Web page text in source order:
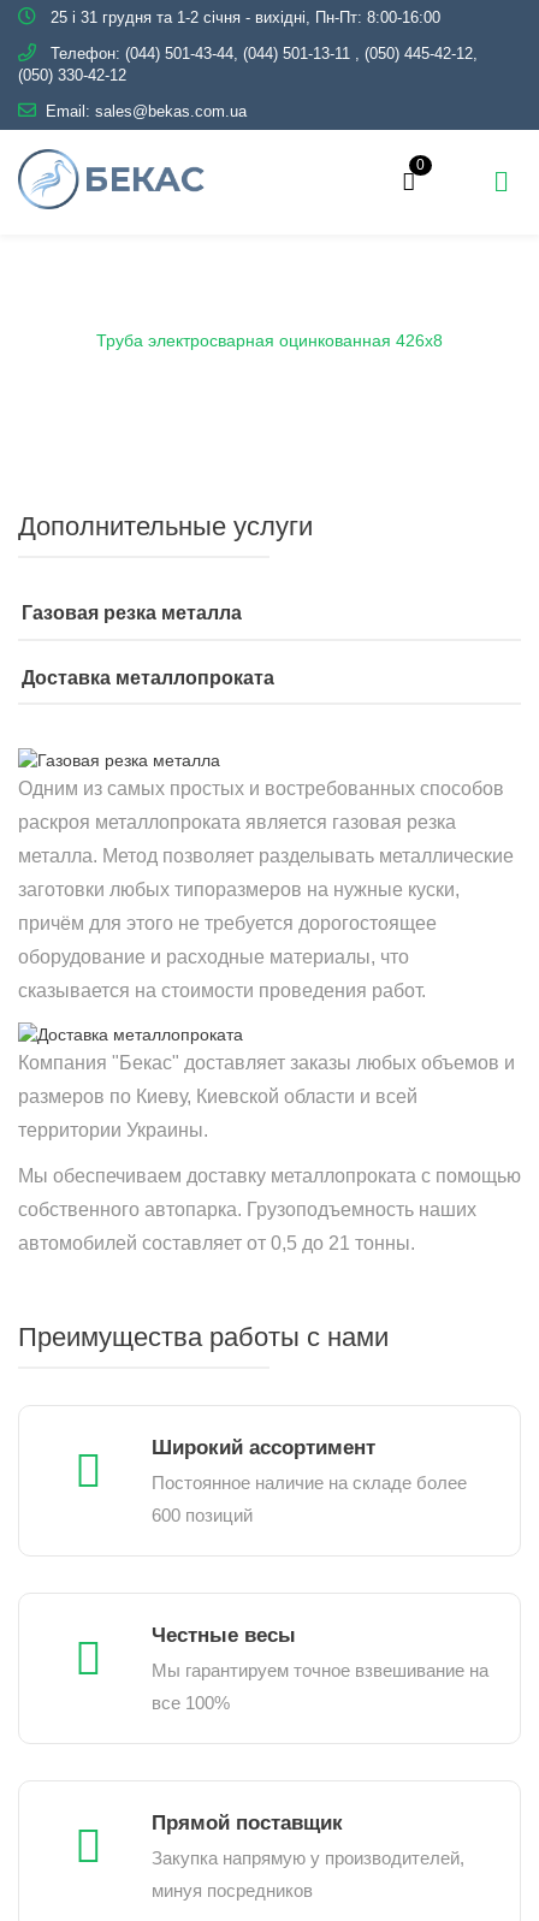
25 і 31 грудня та 1-2 січня - вихідні, Пн-Пт: 8:00-16:00
Телефон: (044) 501-43-44, (044) 501-13-11 , (050) 445-42-12,
(050) 330-42-12
Email: sales@bekas.com.ua
0
Труба электросварная оцинкованная 426х8
Дополнительные услуги
Газовая резка металла
Доставка металлопроката
Одним из самых простых и востребованных способов
раскроя металлопроката является газовая резка
металла. Метод позволяет разделывать металлические
заготовки любых типоразмеров на нужные куски,
причём для этого не требуется дорогостоящее
оборудование и расходные материалы, что
сказывается на стоимости проведения работ.
Компания "Бекас" доставляет заказы любых объемов и
размеров по Киеву, Киевской области и всей
территории Украины.
Мы обеспечиваем доставку металлопроката с помощью
собственного автопарка. Грузоподъемность наших
автомобилей составляет от 0,5 до 21 тонны.
Преимущества работы с нами
Широкий ассортимент
Постоянное наличие на складе более
600 позиций
Честные весы
Мы гарантируем точное взвешивание на
все 100%
Прямой поставщик
Закупка напрямую у производителей,
минуя посредников